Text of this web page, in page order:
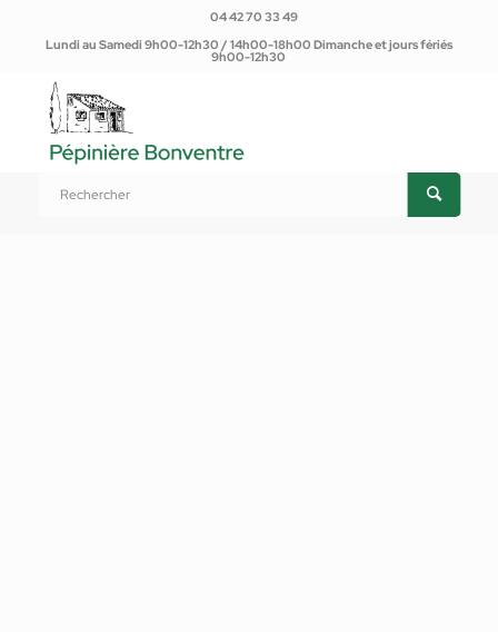
04 42 70 33 49
Lundi au Samedi 9h00-12h30 / 14h00-18h00 Dimanche et jours fériés
9h00-12h30
Plantes méditerranéennes